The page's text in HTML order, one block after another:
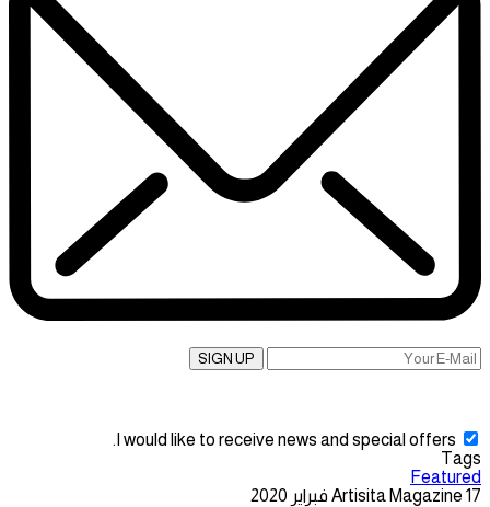
SIGN UP
I would like to receive news and special offers.
Tags
Featured
Artisita Magazine 17 فبراير 2020